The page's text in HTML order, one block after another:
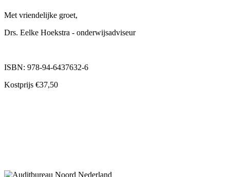
Met vriendelijke groet,
Drs. Eelke Hoekstra - onderwijsadviseur
ISBN: 978-94-6437632-6
Kostprijs €37,50